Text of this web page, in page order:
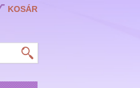
KOSÁR